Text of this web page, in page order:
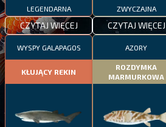
LEGENDARNA
CZYTAJ WIĘCEJ
ZWYCZAJNA
CZYTAJ WIĘCEJ
WYSPY GALAPAGOS
KŁUJĄCY REKIN
AZORY
ROZDYMKA
MARMURKOWA